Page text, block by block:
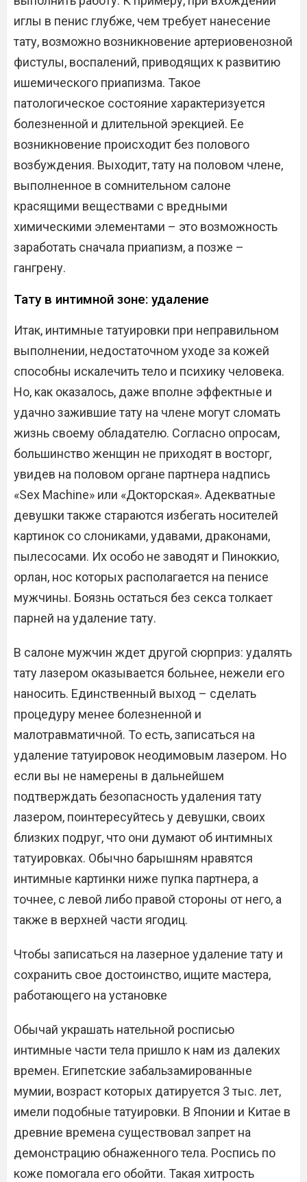
иглы в пенис глубже, чем требует нанесение
тату, возможно возникновение артериовенозной
фистулы, воспалений, приводящих к развитию
ишемического приапизма. Такое
патологическое состояние характеризуется
болезненной и длительной эрекцией. Ее
возникновение происходит без полового
возбуждения. Выходит, тату на половом члене,
выполненное в сомнительном салоне
красящими веществами с вредными
химическими элементами – это возможность
заработать сначала приапизм, а позже –
гангрену.
Тату в интимной зоне: удаление
Итак, интимные татуировки при неправильном
выполнении, недостаточном уходе за кожей
способны искалечить тело и психику человека.
Но, как оказалось, даже вполне эффектные и
удачно зажившие тату на члене могут сломать
жизнь своему обладателю. Согласно опросам,
большинство женщин не приходят в восторг,
увидев на половом органе партнера надпись
«Sex Machine» или «Докторская». Адекватные
девушки также стараются избегать носителей
картинок со слониками, удавами, драконами,
пылесосами. Их особо не заводят и Пиноккио,
орлан, нос которых располагается на пенисе
мужчины. Боязнь остаться без секса толкает
парней на удаление тату.
В салоне мужчин ждет другой сюрприз: удалять
тату лазером оказывается больнее, нежели его
наносить. Единственный выход – сделать
процедуру менее болезненной и
малотравматичной. То есть, записаться на
удаление татуировок неодимовым лазером. Но
если вы не намерены в дальнейшем
подтверждать безопасность удаления тату
лазером, поинтересуйтесь у девушки, своих
близких подруг, что они думают об интимных
татуировках. Обычно барышням нравятся
интимные картинки ниже пупка партнера, а
точнее, с левой либо правой стороны от него, а
также в верхней части ягодиц.
Чтобы записаться на лазерное удаление тату и
сохранить свое достоинство, ищите мастера,
работающего на установке
Обычай украшать нательной росписью
интимные части тела пришло к нам из далеких
времен. Египетские забальзамированные
мумии, возраст которых датируется 3 тыс. лет,
имели подобные татуировки. В Японии и Китае в
древние времена существовал запрет на
демонстрацию обнаженного тела. Роспись по
коже помогала его обойти. Такая хитрость